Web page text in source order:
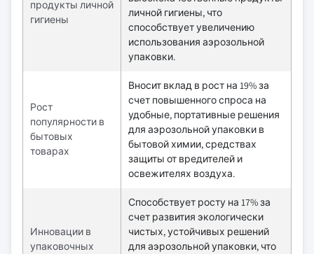
продукты личной
гигиены
личной гигиены, что
способствует увеличению
использования аэрозольной
упаковки.
Рост
популярности в
бытовых
товарах
Вносит вклад в рост на 19% за
счет повышенного спроса на
удобные, портативные решения
для аэрозольной упаковки в
бытовой химии, средствах
защиты от вредителей и
освежителях воздуха.
Инновации в
упаковочных
Способствует росту на 17% за
счет развития экологически
чистых, устойчивых решений
для аэрозольной упаковки, что